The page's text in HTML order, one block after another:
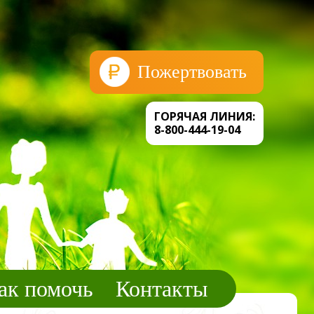
Пожертвовать
ГОРЯЧАЯ ЛИНИЯ:
8-800-444-19-04
помочь Контакты